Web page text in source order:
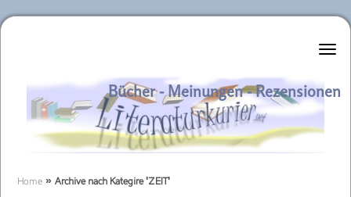
Literaturkurier.net
Bücher - Meinungen - Rezensionen
Home » Archive nach Kategire 'ZEIT'